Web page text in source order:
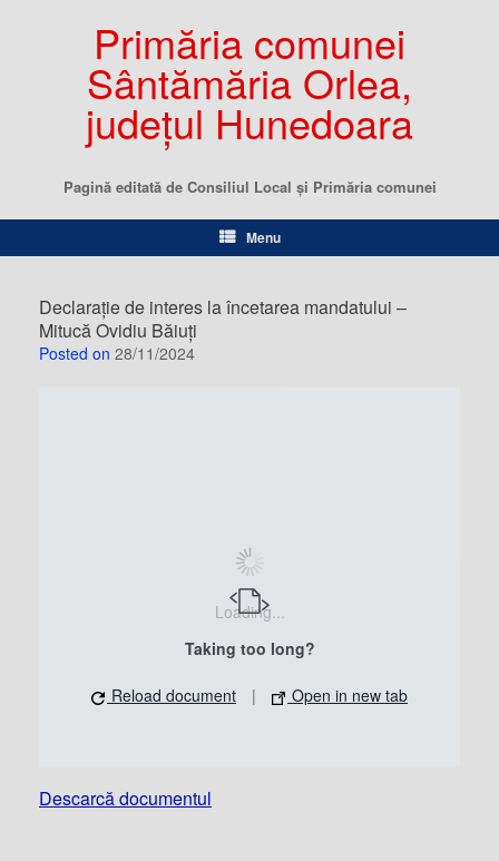
Primăria comunei
Sântămăria Orlea,
județul Hunedoara
Pagină editată de Consiliul Local şi Primăria comunei
Menu
Declarație de interes la încetarea mandatului –
Mitucă Ovidiu Băiuți
Posted on 28/11/2024
Loading...
Taking too long?
Reload document | Open in new tab
Descarcă documentul